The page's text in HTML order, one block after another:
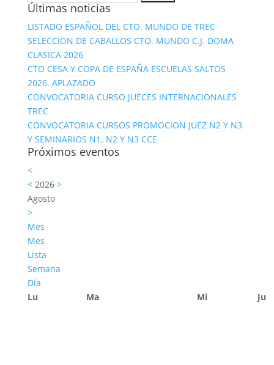
Últimas noticias
LISTADO ESPAÑOL DEL CTO. MUNDO DE TREC
SELECCION DE CABALLOS CTO. MUNDO C.J. DOMA
CLASICA 2026
CTO CESA Y COPA DE ESPAÑA ESCUELAS SALTOS
2026. APLAZADO
CONVOCATORIA CURSO JUECES INTERNACIONALES
TREC
CONVOCATORIA CURSOS PROMOCION JUEZ N2 Y N3
Y SEMINARIOS N1, N2 Y N3 CCE
Próximos eventos
<
<2026 >
Agosto
>
Mes
Mes
Lista
Semana
Día
Lu
Ma Mi Ju